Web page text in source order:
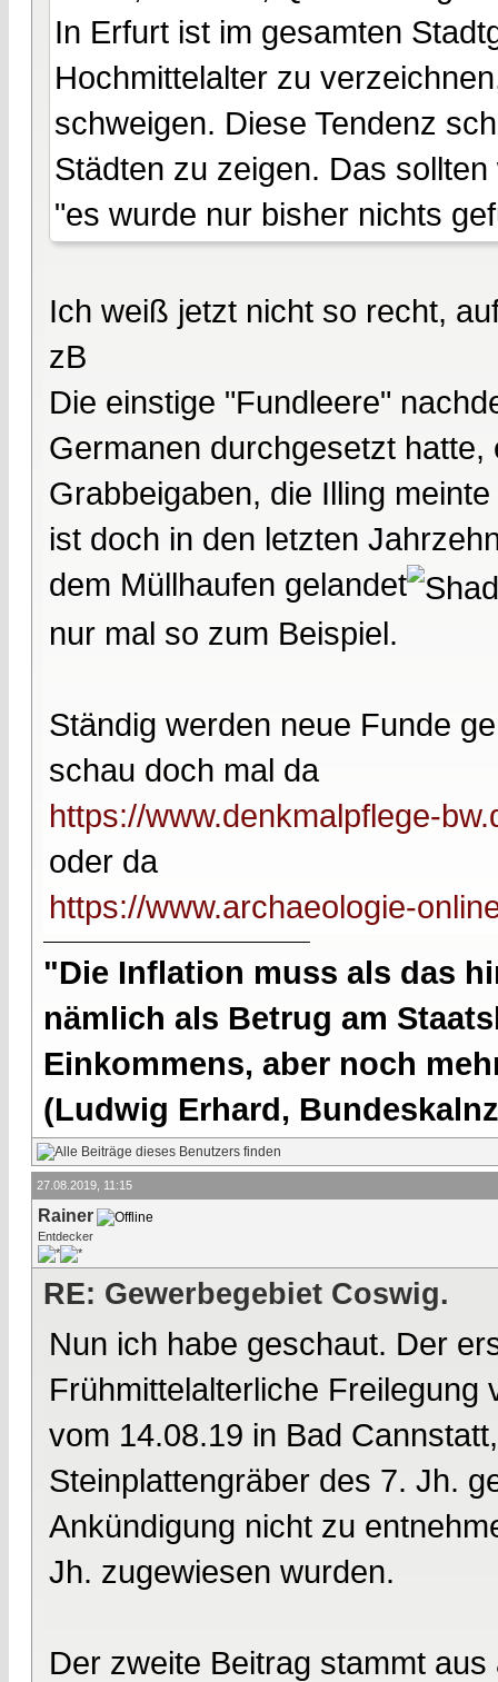
In Erfurt ist im gesamten
Hochmittelalter zu
schweigen. Diese Tendenz
Städten zu zeigen. Das
"es wurde nur bisher nichts
Ich weiß jetzt nicht so recht,
zB
Die einstige "Fundleere"
Germanen durchgesetzt
Grabbeigaben, die Illing
ist doch in den letzten
dem Müllhaufen gelandet
nur mal so zum Beispiel.
Ständig werden neue Funde
schau doch mal da
https://www.denkmalpflege-
oder da
https://www.archaeologie-
"Die Inflation muss als das
nämlich als Betrug am
Einkommens, aber noch
(Ludwig Erhard,
27.08.2019, 11:15
Rainer
Entdecker
RE: Gewerbegebiet Coswig.
Nun ich habe geschaut. Der
Frühmittelalterliche Freilegung
vom 14.08.19 in Bad
Steinplattengräber des 7. Jh.
Ankündigung nicht zu
Jh. zugewiesen wurden.
Der zweite Beitrag stammt